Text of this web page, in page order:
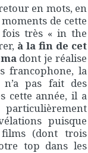
en mots, en
de cette
fois très « in the
à la fin de cet
dont je réalise
francophone, la
pas fait des
cette année, il a
puisque
(dont trois
top dans les